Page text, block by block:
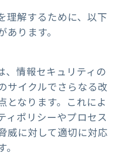
理解するために、以下
ります。
、情報セキュリティの
サイクルでさらなる改
となります。これによ
ィポリシーやプロセス
威に対して適切に対応